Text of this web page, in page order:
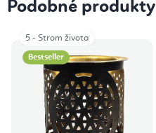
Podobné produkty
Bestseller
5 - Strom života